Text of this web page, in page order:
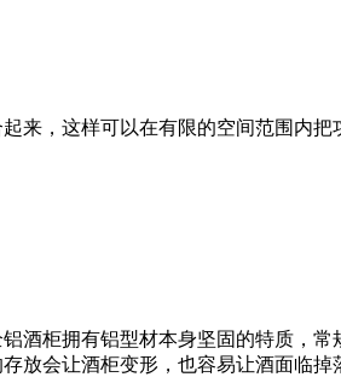
来，这样可以在有限的空间范围内
酒柜拥有铝型材本身坚固的特质，
放会让酒柜变形，也容易让酒面临掉